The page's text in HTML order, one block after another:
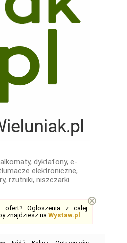
dyktafony, e-
elektroniczne,
rzutniki, niszczarki
ofert? Ogłoszenia z całej
znajdziesz na Wystaw.pl .
⊗